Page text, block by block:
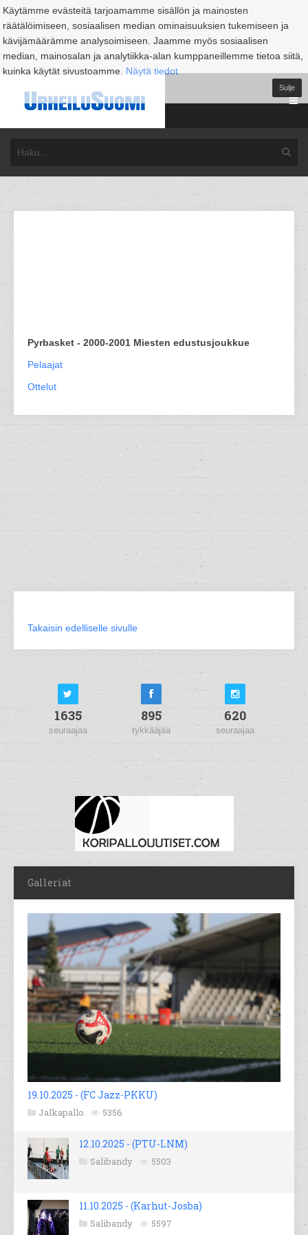
Käytämme evästeitä tarjoamamme sisällön ja mainosten
räätälöimiseen, sosiaalisen median ominaisuuksien tukemiseen ja
kävijämäärämme analysoimiseen. Jaamme myös sosiaalisen
median, mainosalan ja analytiikka-alan kumppaneillemme tietoa siitä,
kuinka käytät sivustoamme. Näytä tiedot
Sulje
Pyrbasket - 2000-2001 Miesten edustusjoukkue
Pelaajat
Ottelut
Takaisin edelliselle sivulle
1635
seuraajaa
895
tykkääjää
620
seuraajaa
Galleriat
19.10.2025 - (FC Jazz-PKKU)
Jalkapallo 5356
12.10.2025 - (PTU-LNM)
Salibandy 5503
11.10.2025 - (Karhut-Josba)
Salibandy 5597